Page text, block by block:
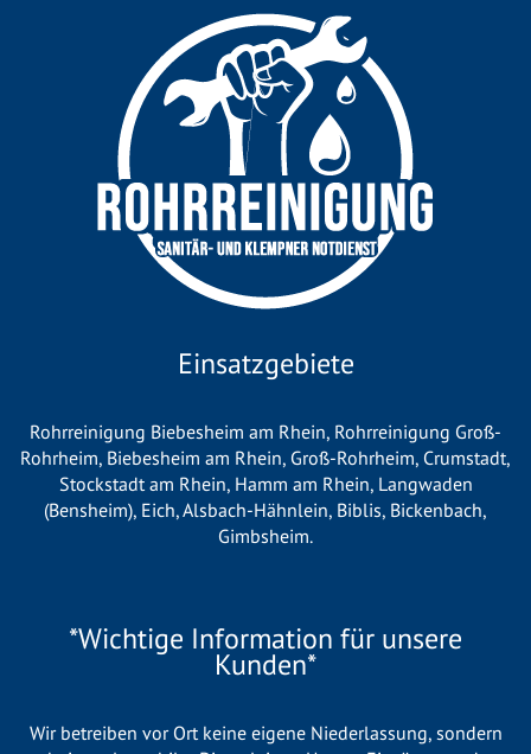
Einsatzgebiete
Rohrreinigung Biebesheim am Rhein, Rohrreinigung Groß-
Rohrheim, Biebesheim am Rhein, Groß-Rohrheim, Crumstadt,
Stockstadt am Rhein, Hamm am Rhein, Langwaden
(Bensheim), Eich,Alsbach-Hähnlein, Biblis, Bickenbach,
Gimbsheim.
*Wichtige Information für unsere
Kunden*
Wir betreiben vor Ort keine eigene Niederlassung, sondern